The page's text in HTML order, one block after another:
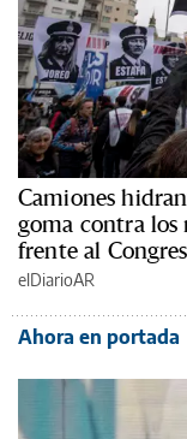
Camiones
goma contra los
frente al
elDiarioAR
Ahora en portada